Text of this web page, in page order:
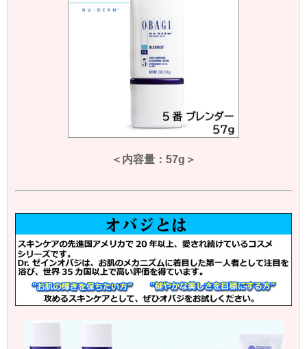
＜内容量：57g＞